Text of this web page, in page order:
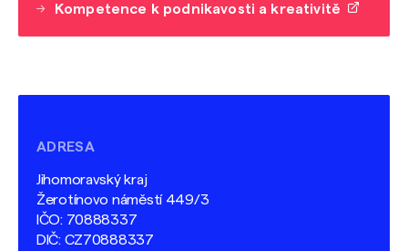
Kompetence k podnikavosti a kreativitě
ADRESA
Jihomoravský kraj
Žerotínovo náměstí 449/3
IČO: 70888337
DIČ: CZ70888337